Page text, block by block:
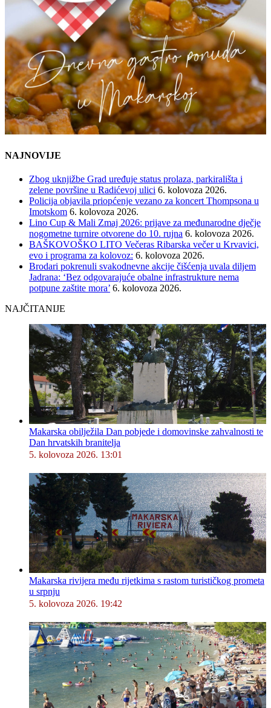
NAJNOVIJE
Zbog uknjižbe Grad uređuje status prolaza, parkirališta i
zelene površine u Radićevoj ulici 6. kolovoza 2026.
Policija objavila priopćenje vezano za koncert Thompsona u
Imotskom 6. kolovoza 2026.
Lino Cup & Mali Zmaj 2026: prijave za međunarodne dječje
nogometne turnire otvorene do 10. rujna 6. kolovoza 2026.
BAŠKOVOŠKO LITO Večeras Ribarska večer u Krvavici,
evo i programa za kolovoz: 6. kolovoza 2026.
Brodari pokrenuli svakodnevne akcije čišćenja uvala diljem
Jadrana: ‘Bez odgovarajuće obalne infrastrukture nema
potpune zaštite mora’ 6. kolovoza 2026.
NAJČITANIJE
Makarska obilježila Dan pobjede i domovinske zahvalnosti te
Dan hrvatskih branitelja
5. kolovoza 2026. 13:01
Makarska rivijera među rijetkima s rastom turističkog prometa
u srpnju
5. kolovoza 2026. 19:42